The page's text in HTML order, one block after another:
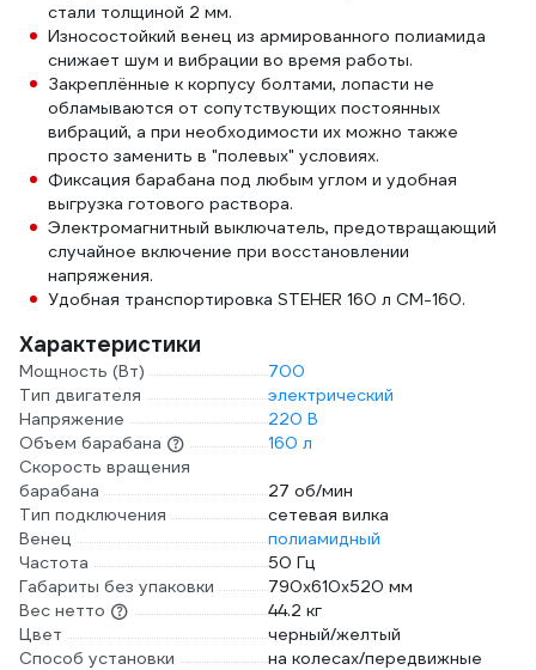
стали толщиной 2 мм.
Износостойкий венец из армированного полиамида
снижает шум и вибрации во время работы.
Закреплённые к корпусу болтами, лопасти не
обламываются от сопутствующих постоянных
вибраций, а при необходимости их можно также
просто заменить в "полевых" условиях.
Фиксация барабана под любым углом и удобная
выгрузка готового раствора.
Электромагнитный выключатель, предотвращающий
случайное включение при восстановлении
напряжения.
Удобная транспортировка STEHER 160 л CM-160.
Характеристики
Мощность (Вт)
700
Тип двигателя
электрический
Напряжение
220 В
Объем барабана
160 л
Скорость вращения
барабана
27 об/мин
Тип подключения
сетевая вилка
Венец
полиамидный
Частота
50 Гц
Габариты без упаковки
790х610х520 мм
Вес нетто
44.2 кг
Цвет
черный/желтый
Способ установки
на колесах/передвижные